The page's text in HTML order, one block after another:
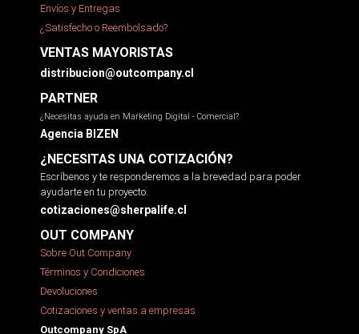
Envíos y Entregas
¿Satisfecho o Reembolsado?
VENTAS MAYORISTAS
distribucion@outcompany.cl
PARTNER
¿Necesitas ayuda en Marketing Digital - Comercial?
Agencia BIZEN
¿NECESITAS UNA COTIZACIÓN?
Escríbenos y te responderemos a la brevedad para poder
ayudarte en tu proyecto.
cotizaciones@sherpalife.cl
OUT COMPANY
Sobre Out Company
Términos y Condiciones
Devoluciones
Cotizaciones y ventas a empresas
Outcompany SpA